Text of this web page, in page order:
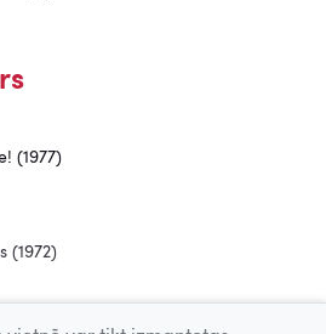
(1977)
(1972)